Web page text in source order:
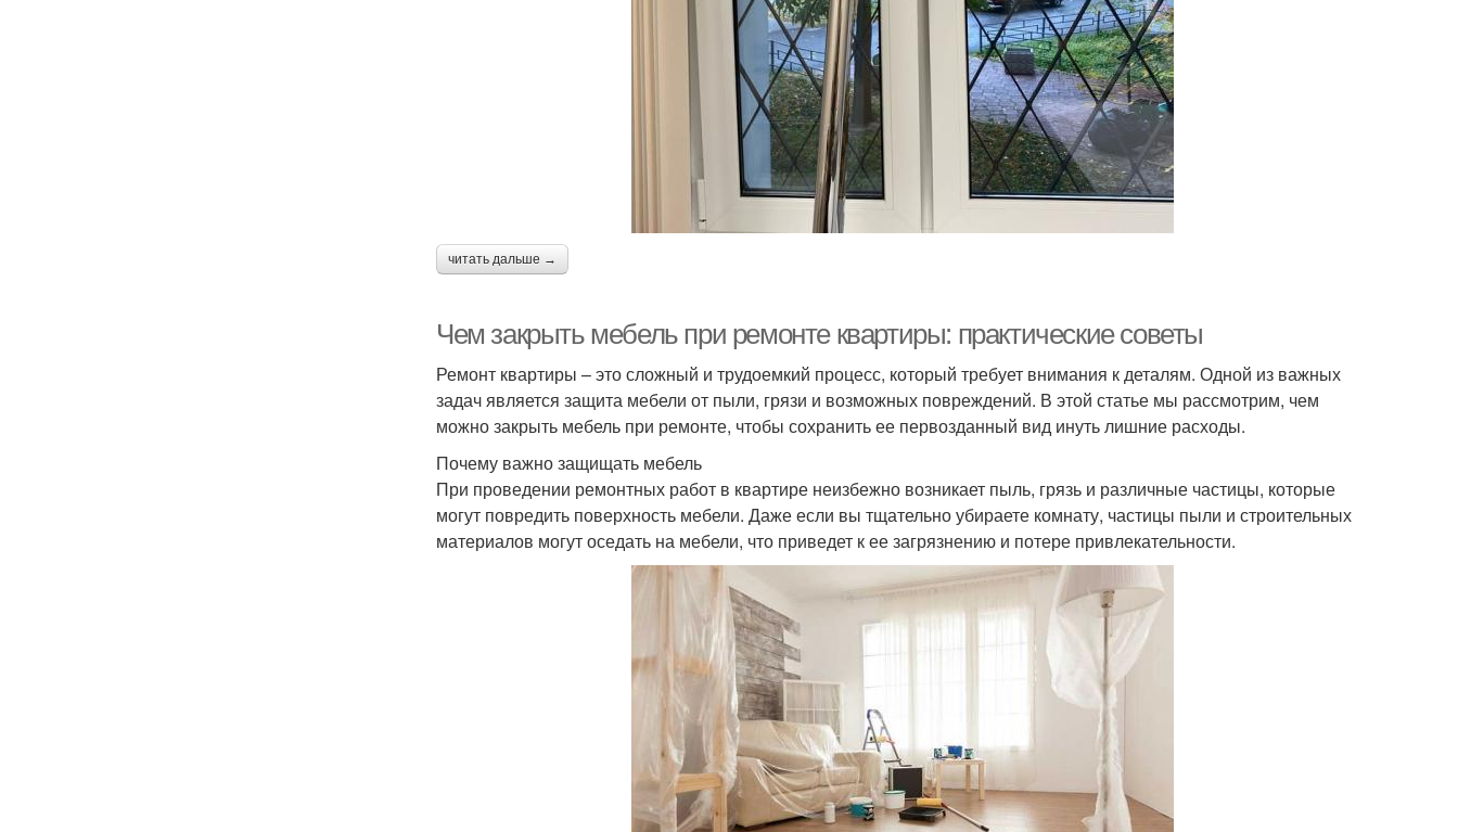
читать дальше →
Чем закрыть мебель при ремонте квартиры: практические советы
Ремонт квартиры – это сложный и трудоемкий процесс, который требует внимания к деталям. Одной из важных
задач является защита мебели от пыли, грязи и возможных повреждений. В этой статье мы рассмотрим, чем
можно закрыть мебель при ремонте, чтобы сохранить ее первозданный вид инуть лишние расходы.
Почему важно защищать мебель
При проведении ремонтных работ в квартире неизбежно возникает пыль, грязь и различные частицы, которые
могут повредить поверхность мебели. Даже если вы тщательно убираете комнату, частицы пыли и строительных
материалов могут оседать на мебели, что приведет к ее загрязнению и потере привлекательности.